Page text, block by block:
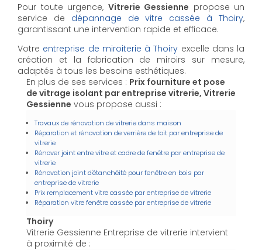
Pour toute urgence, Vitrerie Gessienne propose un
service de dépannage de vitre cassée à Thoiry,
garantissant une intervention rapide et efficace.
Votre entreprise de miroiterie à Thoiry excelle dans la
création et la fabrication de miroirs sur mesure,
adaptés à tous les besoins esthétiques.
En plus de ses services : Prix fourniture et pose
de vitrage isolant par entreprise vitrerie, Vitrerie
Gessienne vous propose aussi :
Travaux de rénovation de vitrerie dans maison
Réparation et rénovation de verrière de toit par entreprise de
vitrerie
Rénover joint entre vitre et cadre de fenêtre par entreprise de
vitrerie
Rénovation joint d'étanchéité pour fenêtre en bois par
entreprise de vitrerie
Prix remplacement vitre cassée par entreprise de vitrerie
Réparation vitre fenêtre cassée par entreprise de vitrerie
Thoiry
Vitrerie Gessienne Entreprise de vitrerie intervient
à proximité de :